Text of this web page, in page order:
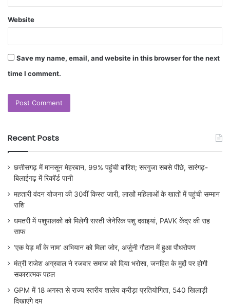
Website
Save my name, email, and website in this browser for the next
time I comment.
Recent Posts
छत्तीसगढ़ में मानसून मेहरबान, 99% पहुंची बारिश; सरगुजा सबसे पीछे, सारंगढ़-
बिलाईगढ़ में रिकॉर्ड पानी
महतारी वंदन योजना की 30वीं किस्त जारी, लाखों महिलाओं के खातों में पहुंची सम्मान
राशि
धमतरी में पशुपालकों को मिलेगी सस्ती जेनेरिक पशु दवाइयां, PAVK केंद्र की राह
साफ
‘एक पेड़ माँ के नाम’ अभियान को मिला जोर, अर्जुनी गौठान में हुआ पौधरोपण
मंत्री राजेश अग्रवाल ने रजवार समाज को दिया भरोसा, जनहित के मुद्दों पर होगी
सकारात्मक पहल
GPM में 18 अगस्त से राज्य स्तरीय शालेय क्रीड़ा प्रतियोगिता, 540 खिलाड़ी
दिखाएंगे दम